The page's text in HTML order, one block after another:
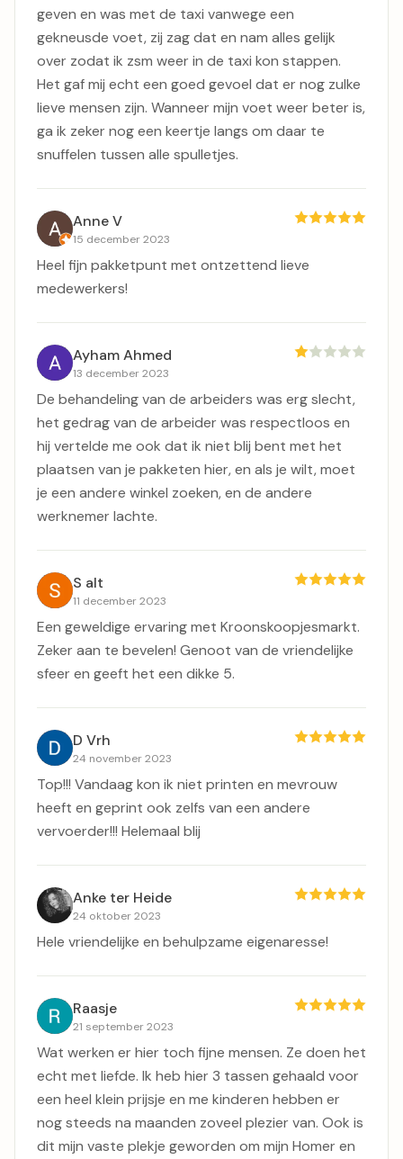
geven en was met de taxi vanwege een
gekneusde voet, zij zag dat en nam alles gelijk
over zodat ik zsm weer in de taxi kon stappen.
Het gaf mij echt een goed gevoel dat er nog zulke
lieve mensen zijn. Wanneer mijn voet weer beter is,
ga ik zeker nog een keertje langs om daar te
snuffelen tussen alle spulletjes.
Anne V
15 december 2023
Heel fijn pakketpunt met ontzettend lieve
medewerkers!
Ayham Ahmed
13 december 2023
De behandeling van de arbeiders was erg slecht,
het gedrag van de arbeider was respectloos en
hij vertelde me ook dat ik niet blij bent met het
plaatsen van je pakketen hier, en als je wilt, moet
je een andere winkel zoeken, en de andere
werknemer lachte.
S alt
11 december 2023
Een geweldige ervaring met Kroonskoopjesmarkt.
Zeker aan te bevelen! Genoot van de vriendelijke
sfeer en geeft het een dikke 5.
D Vrh
24 november 2023
Top!!! Vandaag kon ik niet printen en mevrouw
heeft en geprint ook zelfs van een andere
vervoerder!!! Helemaal blij
Anke ter Heide
24 oktober 2023
Hele vriendelijke en behulpzame eigenaresse!
Raasje
21 september 2023
Wat werken er hier toch fijne mensen. Ze doen het
echt met liefde. Ik heb hier 3 tassen gehaald voor
een heel klein prijsje en me kinderen hebben er
nog steeds na maanden zoveel plezier van. Ook is
dit mijn vaste plekje geworden om mijn Homer en